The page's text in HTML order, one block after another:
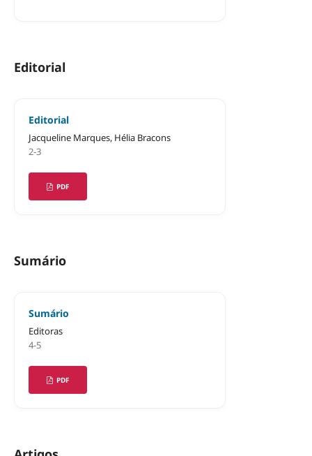
Editorial
Editorial
Jacqueline Marques, Hélia Bracons
2-3
PDF
Sumário
Sumário
Editoras
4-5
PDF